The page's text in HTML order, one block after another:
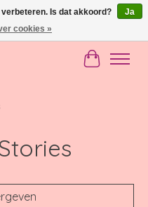
Is dat akkoord?
Ja
cookies »